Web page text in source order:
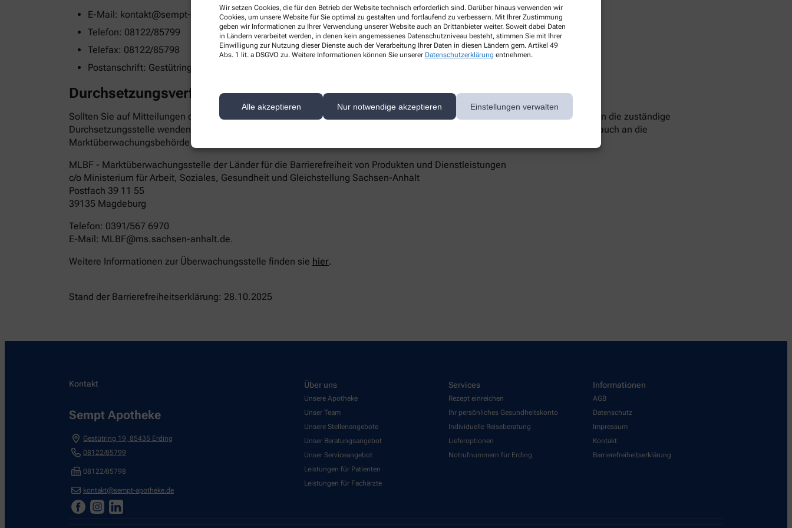
Wir setzen Cookies, die für den Betrieb der Website technisch erforderlich sind. Darüber hinaus verwenden wir
Cookies, um unsere Website für Sie optimal zu gestalten und fortlaufend zu verbessern. Mit Ihrer Zustimmung
geben wir Informationen zu Ihrer Verwendung unserer Website auch an Drittanbieter weiter. Soweit dabei Daten
in Ländern verarbeitet werden, in denen kein angemessenes Datenschutzniveau besteht, stimmen Sie mit Ihrer
Einwilligung zur Nutzung dieser Dienste auch der Verarbeitung Ihrer Daten in diesen Ländern gem. Artikel 49
Abs. 1 lit. a DSGVO zu. Weitere Informationen können Sie unserer Datenschutzerklärung entnehmen.
Alle akzeptieren Nur notwendige akzeptieren Einstellungen verwalten
E-Mail: kontakt@sempt-apotheke.de
Telefon: 08122/85799
Telefax: 08122/85798
Postanschrift: Gestütring 19 85435 Erding
Durchsetzungsverfahren und Marktüberwachungsbehörde
Sollten Sie auf Mitteilungen oder Anfragen zur Barrierefreiheit keine zufriedenstellenden Antworten erhalten, können Sie sich an die zuständige
Durchsetzungsstelle wenden. Die Durchsetzungsstelle unterstützt Sie dabei, ihre Rechte geltend zu machen. Sie können sich auch an die
Marktüberwachungsbehörde wenden:
MLBF - Marktüberwachungsstelle der Länder für die Barrierefreiheit von Produkten und Dienstleistungen
c/o Ministerium für Arbeit, Soziales, Gesundheit und Gleichstellung Sachsen-Anhalt
Postfach 39 11 55
39135 Magdeburg
Telefon: 0391/567 6970
E-​Mail: MLBF@ms.sachsen-​anhalt.de.
Weitere Informationen zur Überwachungsstelle finden sie hier.
Stand der Barrierefreiheitserklärung: 28.10.2025
Kontakt
Sempt Apotheke
Gestütring 19 85435 Erding
08122/85799
08122/85798
kontakt@sempt-apotheke.de
Über uns
Unsere Apotheke
Unser Team
Unsere Stellenangebote
Unser Beratungsangebot
Unser Serviceangebot
Leistungen für Patienten
Leistungen für Fachärzte
Services
Rezept einreichen
Ihr persönliches Gesundheitskonto
Individuelle Reiseberatung
Lieferoptionen
Notrufnummern für Erding
Informationen
AGB
Datenschutz
Impressum
Kontakt
Barrierefreiheitserklärung